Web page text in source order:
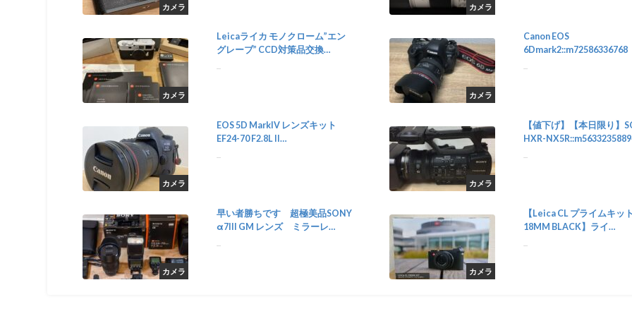
カメラ カメラ
カメラ
Leicaライカ モノクローム”エン
グレーブ” CCD対策品交換
...
カメラ
Canon EOS
6Dmark2::m72586336768
...
カメラ
EOS 5D MarkIV レンズキット
EF24-70 F2.8L II
カメラ
【値下げ】【本日限り】
HXR-
カメラ
早い者勝ちです 超極美品SONY
α7III GM レンズ ミラーレ
カメラ
【Leica CL プライムキット
18MM BLACK】ライ